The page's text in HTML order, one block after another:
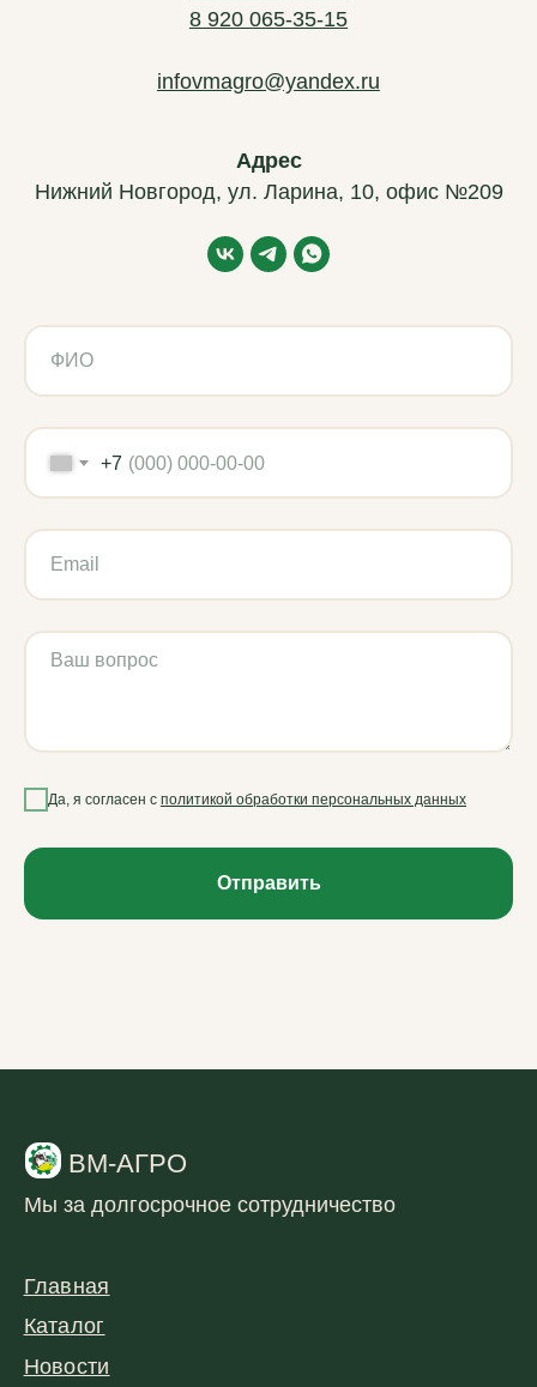
8 920 065-35-15
infovmagro@yandex.ru
Адрес
Нижний Новгород, ул. Ларина, 10, офис №209
+7
Да, я согласен с политикой обработки персональных данных
Отправить
Мы за долгосрочное сотрудничество
Политика обработки данных
Частые вопросы